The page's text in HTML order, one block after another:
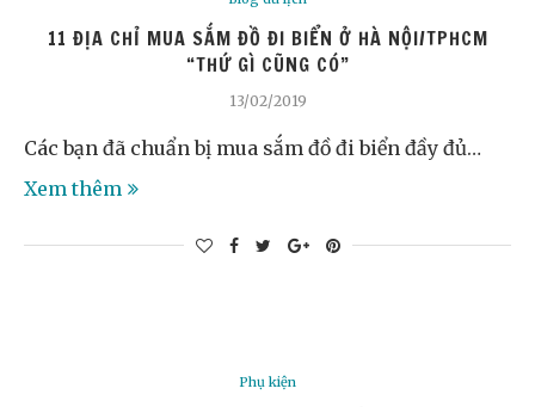
11 ĐỊA CHỈ MUA SẮM ĐỒ ĐI BIỂN Ở HÀ NỘI/TPHCM
“THỨ GÌ CŨNG CÓ”
13/02/2019
Các bạn đã chuẩn bị mua sắm đồ đi biển đầy đủ…
Xem thêm
Phụ kiện